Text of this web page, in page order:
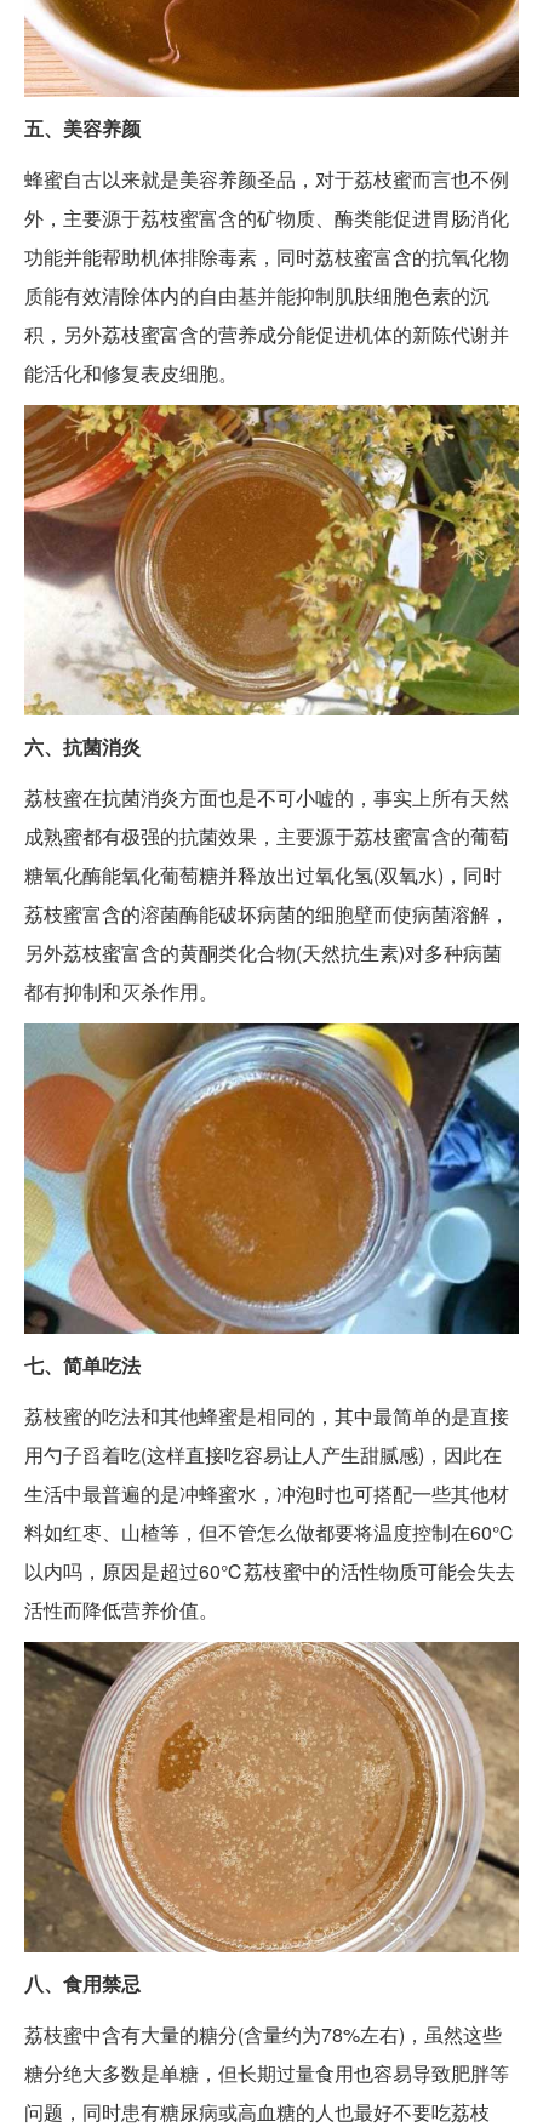
五、美容养颜
蜂蜜自古以来就是美容养颜圣品，对于荔枝蜜而言也不例
外，主要源于荔枝蜜富含的矿物质、酶类能促进胃肠消化
功能并能帮助机体排除毒素，同时荔枝蜜富含的抗氧化物
质能有效清除体内的自由基并能抑制肌肤细胞色素的沉
积，另外荔枝蜜富含的营养成分能促进机体的新陈代谢并
能活化和修复表皮细胞。
六、抗菌消炎
荔枝蜜在抗菌消炎方面也是不可小嘘的，事实上所有天然
成熟蜜都有极强的抗菌效果，主要源于荔枝蜜富含的葡萄
糖氧化酶能氧化葡萄糖并释放出过氧化氢(双氧水)，同时
荔枝蜜富含的溶菌酶能破坏病菌的细胞壁而使病菌溶解，
另外荔枝蜜富含的黄酮类化合物(天然抗生素)对多种病菌
都有抑制和灭杀作用。
七、简单吃法
荔枝蜜的吃法和其他蜂蜜是相同的，其中最简单的是直接
用勺子舀着吃(这样直接吃容易让人产生甜腻感)，因此在
生活中最普遍的是冲蜂蜜水，冲泡时也可搭配一些其他材
料如红枣、山楂等，但不管怎么做都要将温度控制在60℃
以内吗，原因是超过60℃荔枝蜜中的活性物质可能会失去
活性而降低营养价值。
八、食用禁忌
荔枝蜜中含有大量的糖分(含量约为78%左右)，虽然这些
糖分绝大多数是单糖，但长期过量食用也容易导致肥胖等
问题，同时患有糖尿病或高血糖的人也最好不要吃荔枝